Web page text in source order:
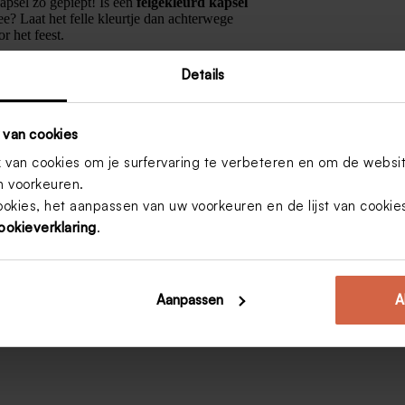
Details
cookies
cookies om je surfervaring te verbeteren en om de
voorkeuren.
het aanpassen van uw voorkeuren en de lijst van
.
Aanpassen
Laat het felle kleurtje dan achterwege
het feest.
op ons
#kapsels jongens #kinderkapsels